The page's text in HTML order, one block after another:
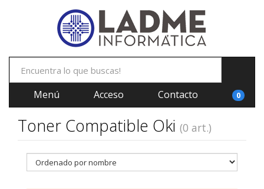
Menú Acceso Contacto 0
Toner Compatible Oki (0 art.)